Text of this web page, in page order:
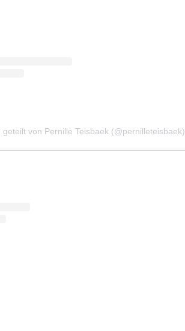
geteilt von Pernille Teisbaek (@pernilleteisbaek)